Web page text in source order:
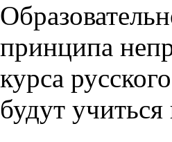
принципа
курса
будут